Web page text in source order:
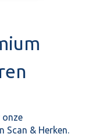
onze
Scan & Herken.